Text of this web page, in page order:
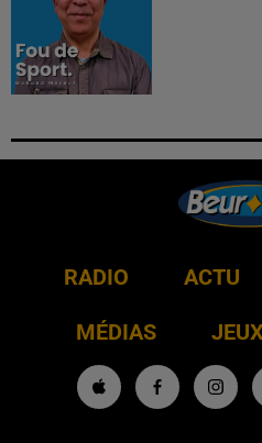
RADIO ACTU
MÉDIAS